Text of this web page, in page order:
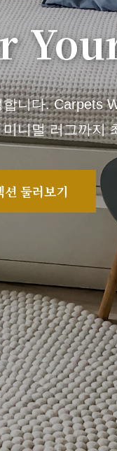
니다. Carpets
니멀 러그까지
션 둘러보기